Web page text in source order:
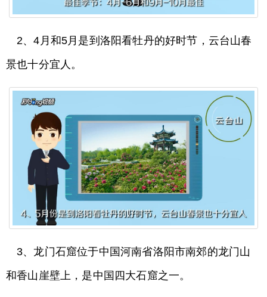
2、4月和5月是到洛阳看牡丹的好时节，云台山春
景也十分宜人。
3、龙门石窟位于中国河南省洛阳市南郊的龙门山
和香山崖壁上，是中国四大石窟之一。